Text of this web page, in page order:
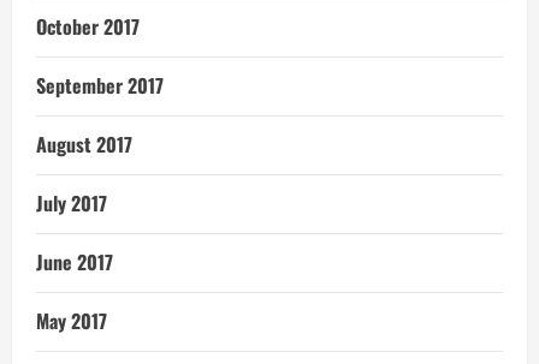
October 2017
September 2017
August 2017
July 2017
June 2017
May 2017